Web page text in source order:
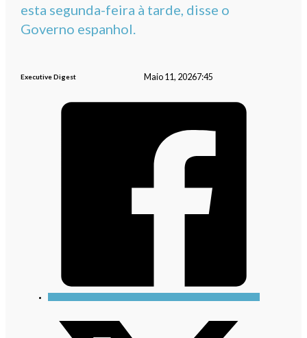
esta segunda-feira à tarde, disse o
Governo espanhol.
Executive Digest Maio 11, 20267:45